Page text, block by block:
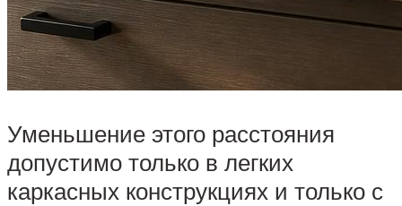
Уменьшение этого расстояния
допустимо только в легких
каркасных конструкциях и только с